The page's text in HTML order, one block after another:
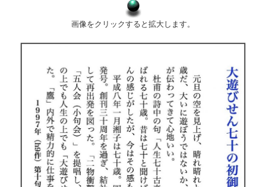
画像をクリックすると拡大します。